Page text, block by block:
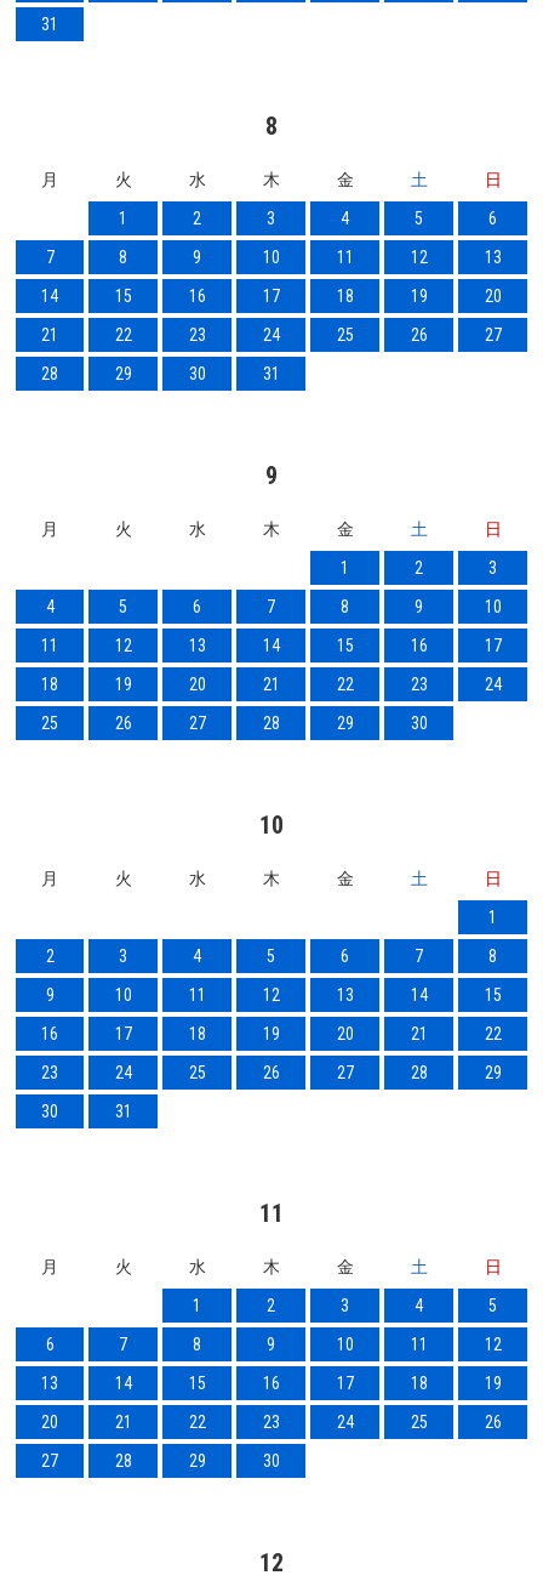
31
8
月 火 水 木 金 土
日
1
2 3 4 5
6
7
8 9 10 11 12
13
14
15 16 17 18 19
20
21
22 23 24 25 26
27
28
29 30 31
9
月 火 水 木 金 土
日
1
2
3
4
5 6 7 8 9
10
11
12 13 14 15 16
17
18
19 20 21 22 23
24
25
26 27 28 29 30
10
月 火 水 木 金 土
日
1
2
3 4 5 6 7
8
9
10 11 12 13 14
15
16
17 18 19 20 21
22
23
24 25 26 27 28
29
30
31
11
月 火 水 木 金 土
日
1
2 3 4
5
6
7 8 9 10 11
12
13
14 15 16 17 18
19
20
21 22 23 24 25
26
27
28 29 30
12